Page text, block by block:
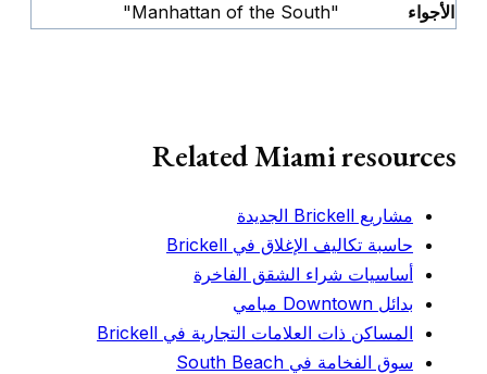
الأجواء
"Manhattan of the South"
Related Miami resources
مشاريع Brickell الجديدة
حاسبة تكاليف الإغلاق في Brickell
أساسيات شراء الشقق الفاخرة
بدائل Downtown ميامي
المساكن ذات العلامات التجارية في Brickell
سوق الفخامة في South Beach